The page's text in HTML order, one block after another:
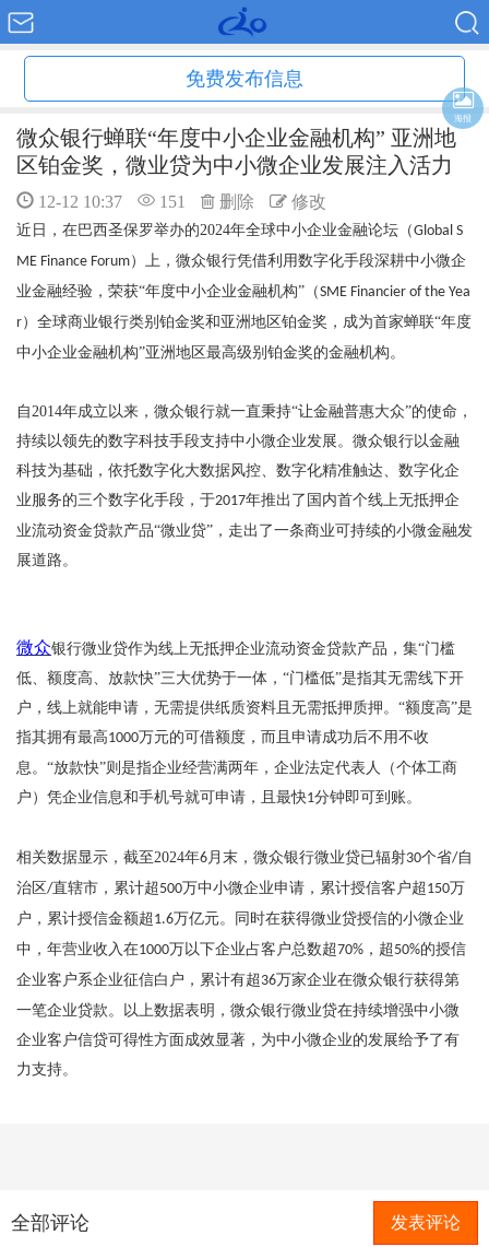
免费发布信息
微众银行蝉联“年度中小企业金融机构” 亚洲地
区铂金奖，微业贷为中小微企业发展注入活力
12-12 10:37 151 删除 修改
近日，在巴西圣保罗举办的2024年全球中小企业金融论坛（Global S
ME Finance Forum）上，微众银行凭借利用数字化手段深耕中小微企
业金融经验，荣获“年度中小企业金融机构”（SME Financier of the Yea
r）全球商业银行类别铂金奖和亚洲地区铂金奖，成为首家蝉联“年度
中小企业金融机构”亚洲地区最高级别铂金奖的金融机构。
自2014年成立以来，微众银行就一直秉持“让金融普惠大众”的使命，
持续以领先的数字科技手段支持中小微企业发展。微众银行以金融
科技为基础，依托数字化大数据风控、数字化精准触达、数字化企
业服务的三个数字化手段，于2017年推出了国内首个线上无抵押企
业流动资金贷款产品“微业贷”，走出了一条商业可持续的小微金融发
展道路。
微众银行微业贷作为线上无抵押企业流动资金贷款产品，集“门槛
低、额度高、放款快”三大优势于一体，“门槛低”是指其无需线下开
户，线上就能申请，无需提供纸质资料且无需抵押质押。“额度高”是
指其拥有最高1000万元的可借额度，而且申请成功后不用不收
息。“放款快”则是指企业经营满两年，企业法定代表人（个体工商
户）凭企业信息和手机号就可申请，且最快1分钟即可到账。
相关数据显示，截至2024年6月末，微众银行微业贷已辐射30个省/自
治区/直辖市，累计超 500万中小微企业申请，累计授信客户超 150万
户，累计授信金额超 1.6万亿元。同时在获得微业贷授信的小微企业
中，年营业收入在1000万以下企业占客户总数超70% ，超 50%的授信
企业客户系企业征信白户，累计有超 36万家企业在微众银行获得第
一笔企业贷款。以上数据表明，微众银行微业贷在持续增强中小微
企业客户信贷可得性方面成效显著，为中小微企业的发展给予了有
力支持。
全部评论 发表评论
海报